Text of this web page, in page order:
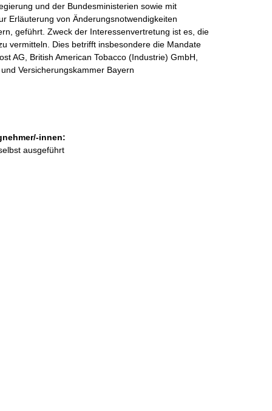
und der Bundesministerien sowie mit
Erläuterung von Änderungsnotwendigkeiten
geführt. Zweck der Interessenvertretung ist es, die
vermitteln. Dies betrifft insbesondere die Mandate
AG, British American Tobacco (Industrie) GmbH,
Versicherungskammer Bayern
innen:
ausgeführt